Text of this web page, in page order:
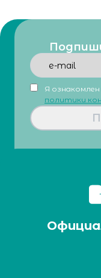
Я ознакомлен
политики